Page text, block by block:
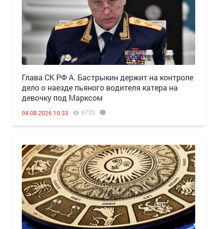
Глава СК РФ А. Бастрыкин держит на контроле
дело о наезде пьяного водителя катера на
девочку под Марксом
04.08.2026 10:33 6735